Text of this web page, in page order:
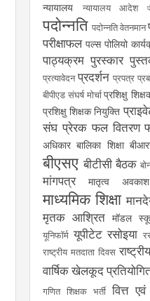
न्यायालय न्यायालय आदेश
पदोन्नति पदोन्नति वेतनमान
परीक्षाफल पल्स पोलियो
पाठ्यक्रम पुरस्कार
प्रत्यावेदन प्रदर्शन प्रपत्र
बीपीएड संघर्ष मोर्चा प्रशिक्षु
प्रशिक्षु शिक्षक नियुक्ति
संघ प्रेरक फल वितरण
अधिकार बालिका शिक्षा
बीएसए बीटीसी बैठक
मांगपत्र
मातृत्व अवकाश
माध्यमिक शिक्षा
मृतक आश्रित मॉडल
यूनिफॉर्म यूपीटेट रसोइया
राष्ट्रीय मतदाता दिवस
वार्षिक खेलकूद
गणित शिक्षक भर्ती वित्त